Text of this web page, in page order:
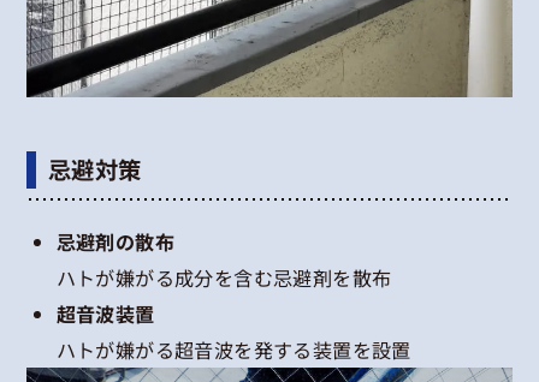
忌避対策
忌避剤の散布
ハトが嫌がる成分を含む忌避剤を散布
超音波装置
ハトが嫌がる超音波を発する装置を設置